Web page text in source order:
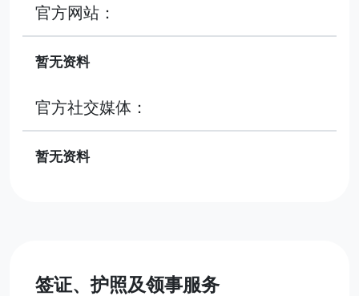
官方网站：
暂无资料
官方社交媒体：
暂无资料
签证、护照及领事服务